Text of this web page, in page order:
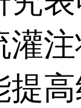
灌
提